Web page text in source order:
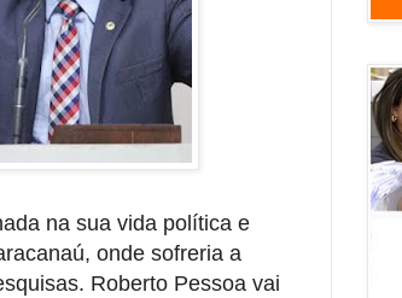
na sua vida política e
onde sofreria a
Roberto Pessoa vai